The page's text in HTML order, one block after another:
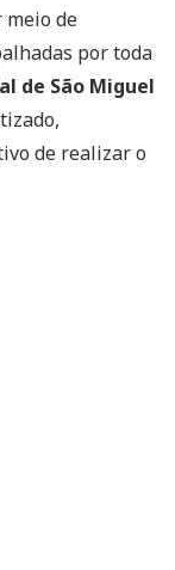
meio de
por toda
de São Miguel
de realizar o